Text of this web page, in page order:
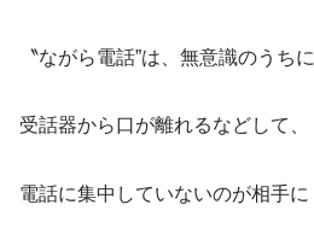
〝ながら電話”は、無意識のうちに
受話器から口が離れるなどして、
電話に集中していないのが相手に